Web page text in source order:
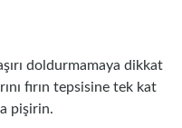
doldurmamaya dikkat
fırın tepsisine tek kat
pişirin.